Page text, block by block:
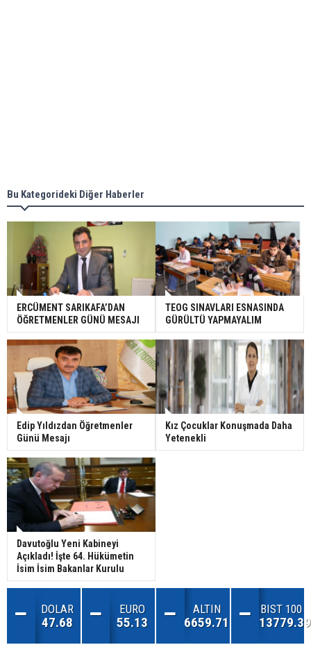
Bu Kategorideki Diğer Haberler
ERCÜMENT SARIKAFA’DAN
ÖĞRETMENLER GÜNÜ MESAJI
TEOG SINAVLARI ESNASINDA
GÜRÜLTÜ YAPMAYALIM
Edip Yıldızdan Öğretmenler
Günü Mesajı
Kız Çocuklar Konuşmada Daha
Yetenekli
Davutoğlu Yeni Kabineyi
Açıkladı! İşte 64. Hükümetin
İsim İsim Bakanlar Kurulu
DOLAR
47.68
EURO
55.13
ALTIN
6659.71
BIST 100
13779.39